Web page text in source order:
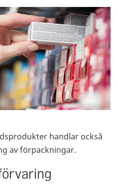
handlar också
av förpackningar.